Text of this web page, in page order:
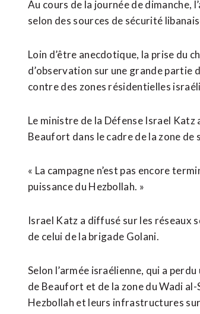
Au cours de la journée de dimanche,
selon des sources de sécurité
Loin d’être ​anecdotique, la prise du
d’observation sur une grande partie
contre des zones résidentielles
Le ministre de la Défense Israel
Beaufort dans le cadre de la zone de
« La campagne n’est pas encore
puissance du Hezbollah. »
Israel Katz a diffusé sur les réseaux
de celui ⁠de la brigade Golani.
Selon l’armée israélienne, qui a
de Beaufort et de la zone du Wadi
Hezbollah et leurs infrastructures